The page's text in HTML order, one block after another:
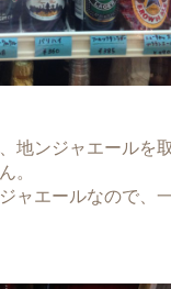
地ンジャエールを
。
ャエールなので、